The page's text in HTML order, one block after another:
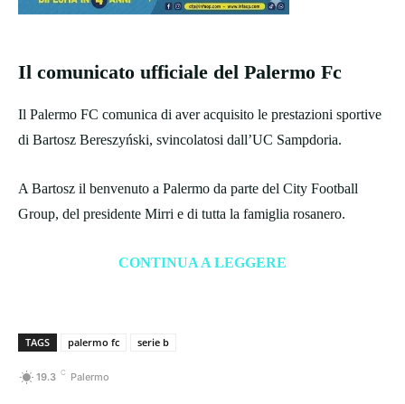
Il comunicato ufficiale del Palermo Fc
Il Palermo FC comunica di aver acquisito le prestazioni sportive
di Bartosz Bereszyński, svincolatosi dall’UC Sampdoria.
A Bartosz il benvenuto a Palermo da parte del City Football
Group, del presidente Mirri e di tutta la famiglia rosanero.
CONTINUA A LEGGERE
TAGS palermo fc serie b
19.3 C Palermo